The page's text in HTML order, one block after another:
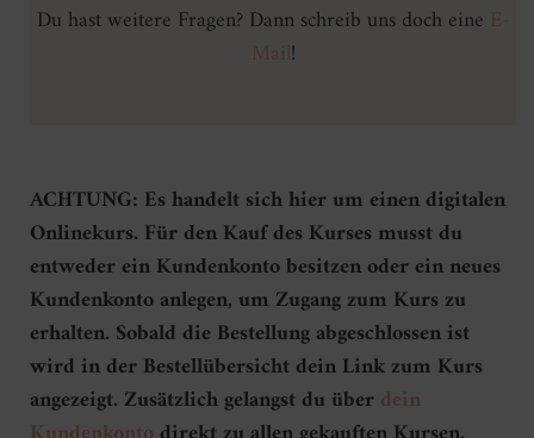
Du hast weitere Fragen? Dann schreib uns doch eine E-
Mail !
ACHTUNG: Es handelt sich hier um einen digitalen
Onlinekurs. Für den Kauf des Kurses musst du
entweder ein Kundenkonto besitzen oder ein neues
Kundenkonto anlegen, um Zugang zum Kurs zu
erhalten. Sobald die Bestellung abgeschlossen ist
wird in der Bestellübersicht dein Link zum Kurs
angezeigt. Zusätzlich gelangst du überdein